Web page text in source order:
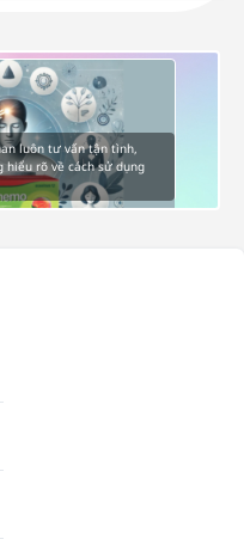
luôn tư vấn tận tình,
hiểu rõ về cách sử dụng